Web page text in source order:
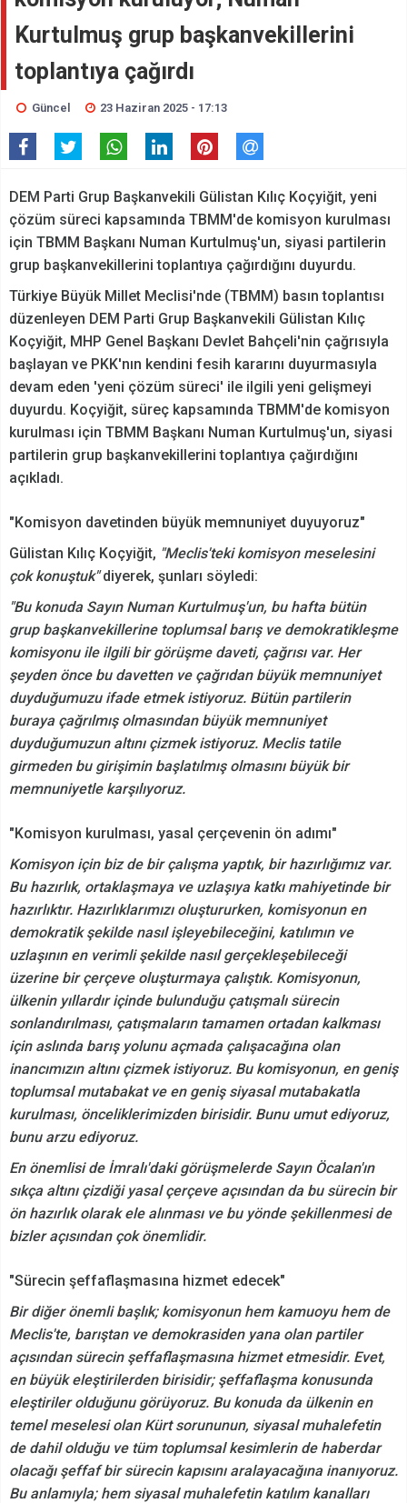
Kurtulmuş grup başkanvekillerini
toplantıya çağırdı
Güncel 23 Haziran 2025 - 17:13
DEM Parti Grup Başkanvekili Gülistan Kılıç Koçyiğit, yeni
çözüm süreci kapsamında TBMM'de komisyon kurulması
için TBMM Başkanı Numan Kurtulmuş'un, siyasi partilerin
grup başkanvekillerini toplantıya çağırdığını duyurdu.
Türkiye Büyük Millet Meclisi'nde (TBMM) basın toplantısı
düzenleyen DEM Parti Grup Başkanvekili Gülistan Kılıç
Koçyiğit, MHP Genel Başkanı Devlet Bahçeli'nin çağrısıyla
başlayan ve PKK'nın kendini fesih kararını duyurmasıyla
devam eden 'yeni çözüm süreci' ile ilgili yeni gelişmeyi
duyurdu. Koçyiğit, süreç kapsamında TBMM'de komisyon
kurulması için TBMM Başkanı Numan Kurtulmuş'un, siyasi
partilerin grup başkanvekillerini toplantıya çağırdığını
açıkladı.
"Komisyon davetinden büyük memnuniyet duyuyoruz"
Gülistan Kılıç Koçyiğit, "Meclis'teki komisyon meselesini
çok konuştuk"diyerek, şunları söyledi:
"Bu konuda Sayın Numan Kurtulmuş'un, bu hafta bütün
grup başkanvekillerine toplumsal barış ve demokratikleşme
komisyonu ile ilgili bir görüşme daveti, çağrısı var. Her
şeyden önce bu davetten ve çağrıdan büyük memnuniyet
duyduğumuzu ifade etmek istiyoruz. Bütün partilerin
buraya çağrılmış olmasından büyük memnuniyet
duyduğumuzun altını çizmek istiyoruz. Meclis tatile
girmeden bu girişimin başlatılmış olmasını büyük bir
memnuniyetle karşılıyoruz.
"Komisyon kurulması, yasal çerçevenin ön adımı"
Komisyon için biz de bir çalışma yaptık, bir hazırlığımız var.
Bu hazırlık, ortaklaşmaya ve uzlaşıya katkı mahiyetinde bir
hazırlıktır. Hazırlıklarımızı oluştururken, komisyonun en
demokratik şekilde nasıl işleyebileceğini, katılımın ve
uzlaşının en verimli şekilde nasıl gerçekleşebileceği
üzerine bir çerçeve oluşturmaya çalıştık. Komisyonun,
ülkenin yıllardır içinde bulunduğu çatışmalı sürecin
sonlandırılması, çatışmaların tamamen ortadan kalkması
için aslında barış yolunu açmada çalışacağına olan
inancımızın altını çizmek istiyoruz. Bu komisyonun, en geniş
toplumsal mutabakat ve en geniş siyasal mutabakatla
kurulması, önceliklerimizden birisidir. Bunu umut ediyoruz,
bunu arzu ediyoruz.
En önemlisi de İmralı'daki görüşmelerde Sayın Öcalan'ın
sıkça altını çizdiği yasal çerçeve açısından da bu sürecin bir
ön hazırlık olarak ele alınması ve bu yönde şekillenmesi de
bizler açısından çok önemlidir.
"Sürecin şeffaflaşmasına hizmet edecek"
Bir diğer önemli başlık; komisyonun hem kamuoyu hem de
Meclis'te, barıştan ve demokrasiden yana olan partiler
açısından sürecin şeffaflaşmasına hizmet etmesidir. Evet,
en büyük eleştirilerden birisidir; şeffaflaşma konusunda
eleştiriler olduğunu görüyoruz. Bu konuda da ülkenin en
temel meselesi olan Kürt sorununun, siyasal muhalefetin
de dahil olduğu ve tüm toplumsal kesimlerin de haberdar
olacağı şeffaf bir sürecin kapısını aralayacağına inanıyoruz.
Bu anlamıyla; hem siyasal muhalefetin katılım kanalları